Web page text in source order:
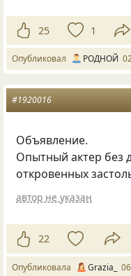
25 1
Опубликовал РОДНОЙ
#1920016
Объявление.
Опытный актер без
откровенных
автор не указан
22
Опубликовала Grazia_